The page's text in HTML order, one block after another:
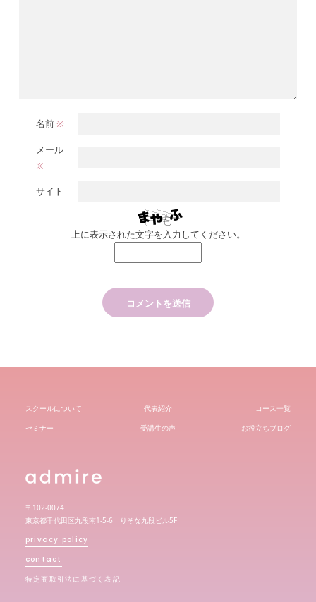
名前 ※
メール
※
サイト
上に表示された文字を入力してください。
スクールについて 代表紹介
コース一覧
セミナー
受講生の声 お役立ちブログ
〒102-0074
東京都千代田区九段南1-5-6 りそな九段ビル5F
privacy policy
contact
特定商取引法に基づく表記